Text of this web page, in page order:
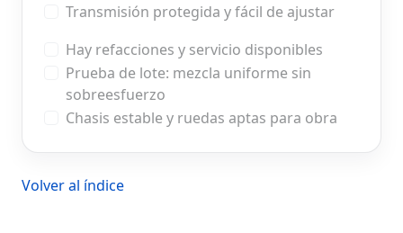
Transmisión protegida y fácil de ajustar
Hay refacciones y servicio disponibles
Prueba de lote: mezcla uniforme sin
sobreesfuerzo
Chasis estable y ruedas aptas para obra
Volver al índice